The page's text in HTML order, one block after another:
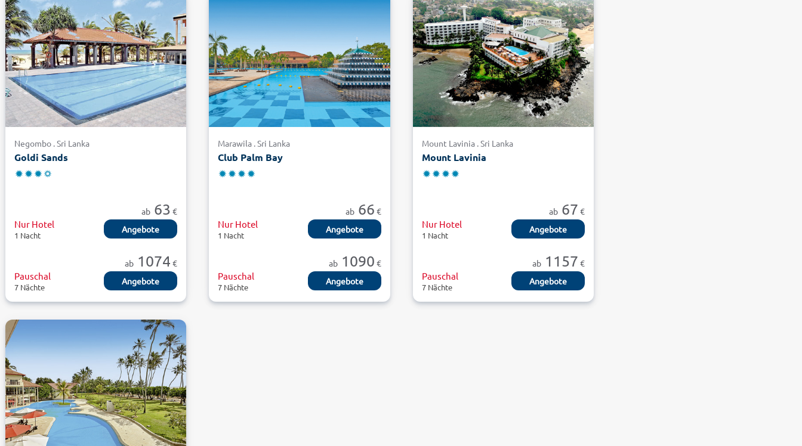
Negombo . Sri Lanka
Goldi Sands
ab 63 €
Nur Hotel
1 Nacht
Angebote
ab 1074 €
Pauschal
7 Nächte
Angebote
Marawila . Sri Lanka
Club Palm Bay
ab66 €
Nur Hotel
1 Nacht
Angebote
ab1090 €
Pauschal
7 Nächte
Angebote
Mount Lavinia . Sri Lanka
Mount Lavinia
ab 67 €
Nur Hotel
1 Nacht
Angebote
ab 1157 €
Pauschal
7 Nächte
Angebote